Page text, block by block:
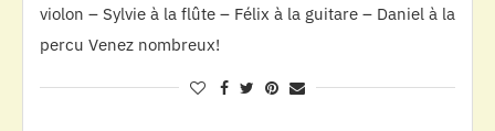
violon – Sylvie à la flûte – Félix à la guitare – Daniel à la
percu Venez nombreux!